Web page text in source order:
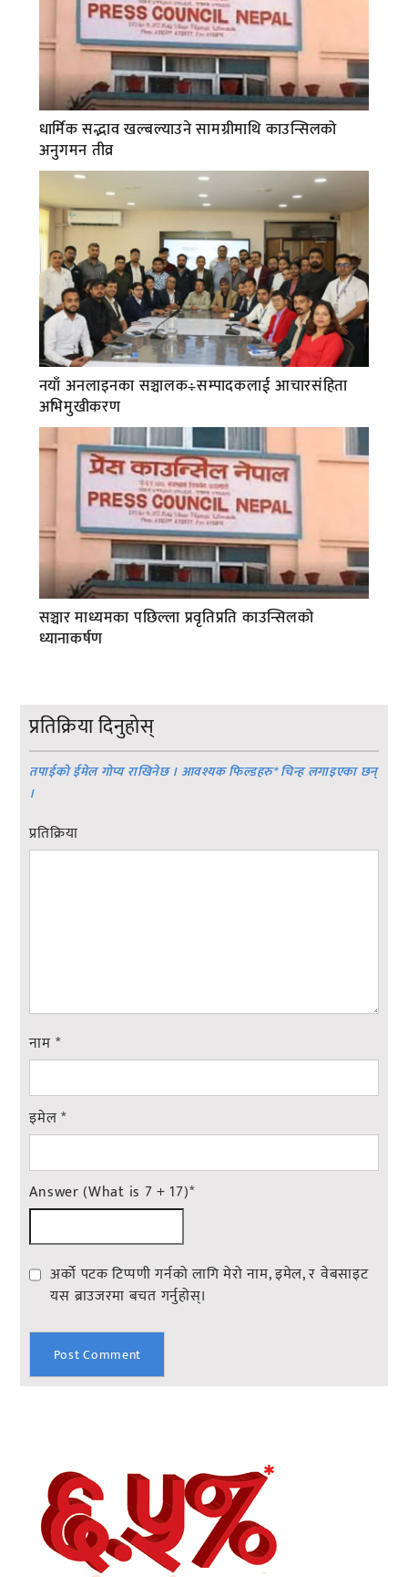
धार्मिक सद्भाव खल्बल्याउने सामग्रीमाथि काउन्सिलको
अनुगमन तीव्र
नयाँ अनलाइनका सञ्चालक÷सम्पादकलाई आचारसंहिता
अभिमुखीकरण
सञ्चार माध्यमका पछिल्ला प्रवृतिप्रति काउन्सिलको
ध्यानाकर्षण
प्रतिक्रिया दिनुहोस्
तपाईको ईमेल गोप्य राखिनेछ । आवश्यक फिल्डहरु*चिन्ह लगाइएका छन्
।
प्रतिक्रिया
नाम *
इमेल*
Answer (What is 7 + 17)*
अर्को पटक टिप्पणी गर्नको लागि मेरो नाम, इमेल, र वेबसाइट
यस ब्राउजरमा बचत गर्नुहोस्।